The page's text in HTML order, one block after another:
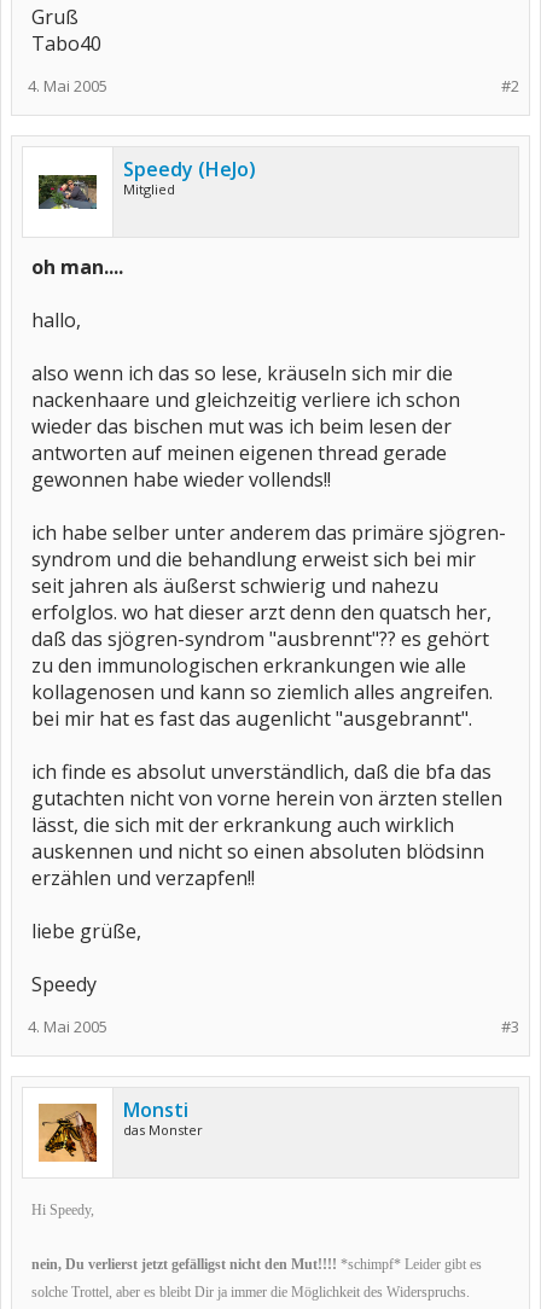
Gruß
Tabo40
#2
4. Mai 2005
Speedy (HeJo)
Mitglied
oh man....
hallo,
also wenn ich das so lese, kräuseln sich mir die
nackenhaare und gleichzeitig verliere ich schon
wieder das bischen mut was ich beim lesen der
antworten auf meinen eigenen thread gerade
gewonnen habe wieder vollends!!
ich habe selber unter anderem das primäre sjögren-
syndrom und die behandlung erweist sich bei mir
seit jahren als äußerst schwierig und nahezu
erfolglos. wo hat dieser arzt denn den quatsch her,
daß das sjögren-syndrom "ausbrennt"?? es gehört
zu den immunologischen erkrankungen wie alle
kollagenosen und kann so ziemlich alles angreifen.
bei mir hat es fast das augenlicht "ausgebrannt".
ich finde es absolut unverständlich, daß die bfa das
gutachten nicht von vorne herein von ärzten stellen
lässt, die sich mit der erkrankung auch wirklich
auskennen und nicht so einen absoluten blödsinn
erzählen und verzapfen!!
liebe grüße,
Speedy
#3
4. Mai 2005
Monsti
das Monster
Hi Speedy,
nein, Du verlierst jetzt gefälligst nicht den Mut!!!! *schimpf* Leider gibt es
solche Trottel, aber es bleibt Dir ja immer die Möglichkeit des Widerspruchs.